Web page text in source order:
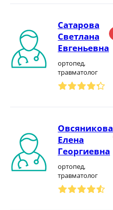
Сатарова
Светлана
Евгеньевна
ортопед,
травматолог
Овсяникова
Елена
Георгиевна
ортопед,
травматолог